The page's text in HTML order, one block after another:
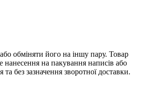
обміняти його на іншу пару. Товар
нанесення на пакування написів або
без зазначення зворотної доставки.